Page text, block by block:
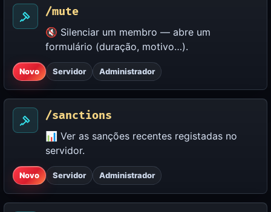
/mute
🔇 Silenciar um membro — abre um
formulário (duração, motivo…).
Novo Servidor Administrador
/sanctions
📊 Ver as sanções recentes registadas no
servidor.
Novo Servidor Administrador